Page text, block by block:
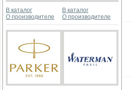
В каталог
О производителе
В каталог
О производителе